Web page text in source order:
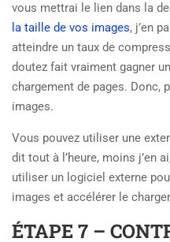
vous mettrai le lien dans la
la taille de vos images, j’en
atteindre un taux de
doutez fait vraiment gagner
chargement de pages. Donc,
images.
Vous pouvez utiliser une
dit tout à l’heure, moins j’en
utiliser un logiciel externe
images et accélérer le
ÉTAPE 7 –